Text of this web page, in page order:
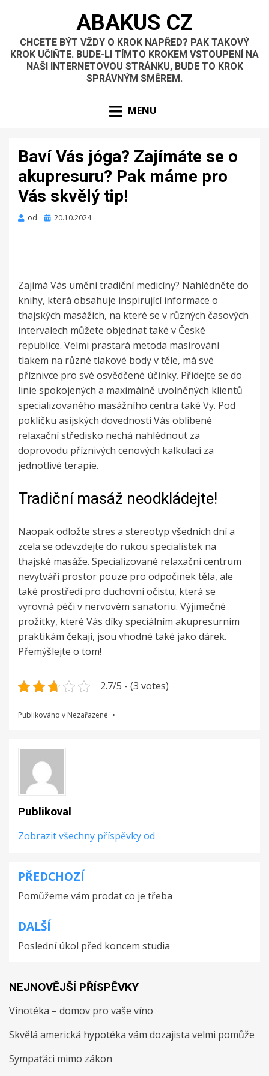
ABAKUS CZ
CHCETE BÝT VŽDY O KROK NAPŘED? PAK TAKOVÝ
KROK UČIŇTE. BUDE-LI TÍMTO KROKEM VSTOUPENÍ NA
NAŠI INTERNETOVOU STRÁNKU, BUDE TO KROK
SPRÁVNÝM SMĚREM.
MENU
Baví Vás jóga? Zajímáte se o
akupresuru? Pak máme pro
Vás skvělý tip!
od
Zveřejněno
20.10.2024
Zajímá Vás umění tradiční medicíny? Nahlédněte do
knihy, která obsahuje inspirující informace o
thajských masážích, na které se v různých časových
intervalech můžete objednat také v České
republice. Velmi prastará metoda masírování
tlakem na různé tlakové body v těle, má své
příznivce pro své osvědčené účinky. Přidejte se do
linie spokojených a maximálně uvolněných klientů
specializovaného masážního centra také Vy. Pod
pokličku asijských dovedností Vás oblíbené
relaxační středisko nechá nahlédnout za
doprovodu příznivých cenových kalkulací za
jednotlivé terapie.
Tradiční masáž neodkládejte!
Naopak odložte stres a stereotyp všedních dní a
zcela se odevzdejte do rukou specialistek na
thajské masáže. Specializované relaxační centrum
nevytváří prostor pouze pro odpočinek těla, ale
také prostředí pro duchovní očistu, která se
vyrovná péči v nervovém sanatoriu. Výjimečné
prožitky, které Vás díky speciálním akupresurním
praktikám čekají, jsou vhodné také jako dárek.
Přemýšlejte o tom!
2.7/5 - (3 votes)
Publikováno v Nezařazené
Publikoval
Zobrazit všechny příspěvky od
Navigace
pro
příspěvek
PŘEDCHOZÍ
Pomůžeme vám prodat co je třeba
DALŠÍ
Poslední úkol před koncem studia
NEJNOVĚJŠÍ PŘÍSPĚVKY
Vinotéka – domov pro vaše víno
Skvělá americká hypotéka vám dozajista velmi pomůže
Sympaťáci mimo zákon